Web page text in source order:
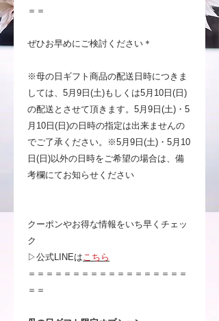
＝＝
ぜひお早めにご検討ください＊
※母の日ギフト商品の配送日時につきま
しては、5月9日(土)もしくは5月10日(日)
の配送とさせて頂きます。5月9日(土)・5
月10日(日)の日時の指定は出来ませんの
でご了承ください。※5月9日(土)・5月10
日(日)以外の日時をご希望の場合は、備
考欄にてお知らせください
クーポンやお得な情報をいち早くチェッ
ク
▷公式LINEはこちら
＝＝＝＝＝＝＝＝＝＝＝＝＝＝＝＝＝＝
＝＝